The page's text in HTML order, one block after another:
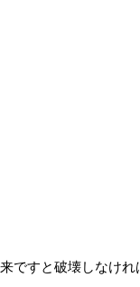
すと破壊しなけれ